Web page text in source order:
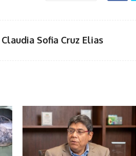
Claudia Sofia Cruz Elias